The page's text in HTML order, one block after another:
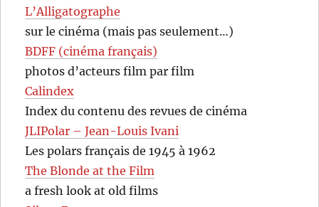
L’Alligatographe
sur le cinéma (mais pas seulement…)
BDFF (cinéma français)
photos d’acteurs film par film
Calindex
Index du contenu des revues de cinéma
JLIPolar – Jean-Louis Ivani
Les polars français de 1945 à 1962
The Blonde at the Film
a fresh look at old films